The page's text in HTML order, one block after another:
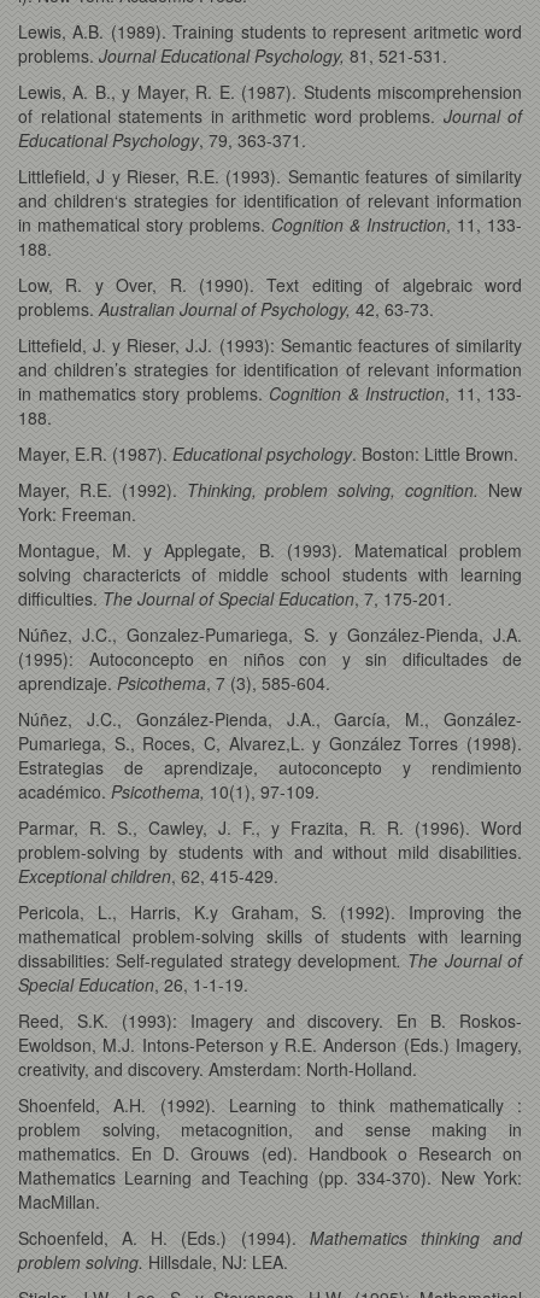
Lewis, A.B. (1989). Training students to represent aritmetic word
problems. Journal Educational Psychology, 81, 521-531.
Lewis, A. B., y Mayer, R. E. (1987). Students miscomprehension
of relational statements in arithmetic word problems. Journal of
Educational Psychology, 79, 363-371.
Littlefield, J y Rieser, R.E. (1993). Semantic features of similarity
and children‘s strategies for identification of relevant information
in mathematical story problems. Cognition & Instruction, 11, 133-
188.
Low, R. y Over, R. (1990). Text editing of algebraic word
problems. Australian Journal of Psychology, 42, 63-73.
Littefield, J. y Rieser, J.J. (1993): Semantic feactures of similarity
and children’s strategies for identification of relevant information
in mathematics story problems. Cognition & Instruction, 11, 133-
188.
Mayer, E.R. (1987). Educational psychology. Boston: Little Brown.
Mayer, R.E. (1992). Thinking, problem solving, cognition. New
York: Freeman.
Montague, M. y Applegate, B. (1993). Matematical problem
solving charactericts of middle school students with learning
difficulties. The Journal of Special Education, 7, 175-201.
Núñez, J.C., Gonzalez-Pumariega, S. y González-Pienda, J.A.
(1995): Autoconcepto en niños con y sin dificultades de
aprendizaje. Psicothema, 7 (3), 585-604.
Núñez, J.C., González-Pienda, J.A., García, M., González-
Pumariega, S., Roces, C, Alvarez,L. y González Torres (1998).
Estrategias de aprendizaje, autoconcepto y rendimiento
académico. Psicothema, 10(1), 97-109.
Parmar, R. S., Cawley, J. F., y Frazita, R. R. (1996). Word
problem-solving by students with and without mild disabilities.
Exceptional children, 62, 415-429.
Pericola, L., Harris, K.y Graham, S. (1992). Improving the
mathematical problem-solving skills of students with learning
dissabilities: Self-regulated strategy development. The Journal of
Special Education, 26, 1-1-19.
Reed, S.K. (1993): Imagery and discovery. En B. Roskos-
Ewoldson, M.J. Intons-Peterson y R.E. Anderson (Eds.) Imagery,
creativity, and discovery. Amsterdam: North-Holland.
Shoenfeld, A.H. (1992). Learning to think mathematically :
problem solving, metacognition, and sense making in
mathematics. En D. Grouws (ed). Handbook o Research on
Mathematics Learning and Teaching (pp. 334-370). New York:
MacMillan.
Schoenfeld, A. H. (Eds.) (1994). Mathematics thinking and
problem solving. Hillsdale, NJ: LEA.